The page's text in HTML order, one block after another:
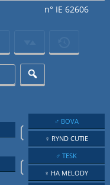
n° IE 62606
❲
♂ BOVA
♀ RYND CUTIE
❲
♂ TESK
♀ HA MELODY